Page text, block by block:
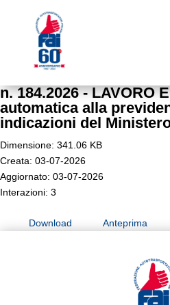
n. 184.2026 - LAVORO
automatica alla
indicazioni del
Dimensione: 341.06 KB
Creata: 03-07-2026
Aggiornato: 03-07-2026
Interazioni: 3
Download Anteprima